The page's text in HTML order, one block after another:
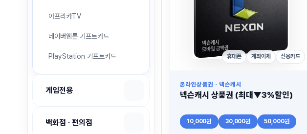
아프리카TV
네이버웹툰 기프트카드
PlayStation 기프트카드
게임전용
백화점 · 편의점
휴대폰 계좌이체 신용카드
온라인상품권 · 넥슨캐시
넥슨캐시 상품권 (최대▼3%할인)
10,000원 30,000원 50,000원